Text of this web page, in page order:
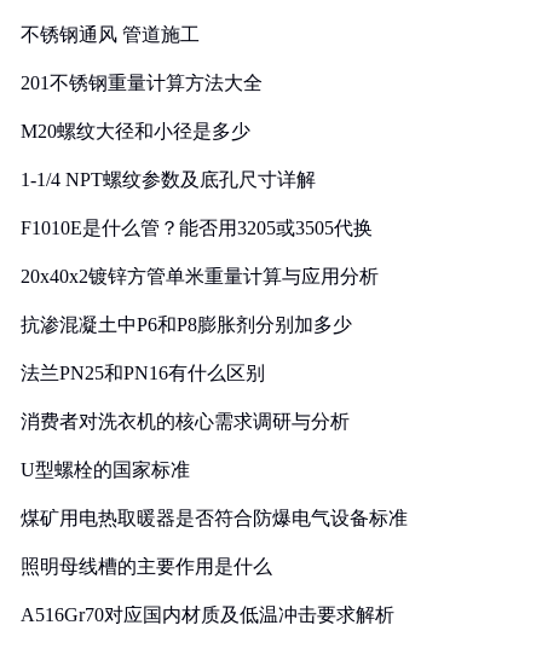
不锈钢通风 管道施工
201不锈钢重量计算方法大全
M20螺纹大径和小径是多少
1-1/4 NPT螺纹参数及底孔尺寸详解
F1010E是什么管？能否用3205或3505代换
20x40x2镀锌方管单米重量计算与应用分析
抗渗混凝土中P6和P8膨胀剂分别加多少
法兰PN25和PN16有什么区别
消费者对洗衣机的核心需求调研与分析
U型螺栓的国家标准
煤矿用电热取暖器是否符合防爆电气设备标准
照明母线槽的主要作用是什么
A516Gr70对应国内材质及低温冲击要求解析